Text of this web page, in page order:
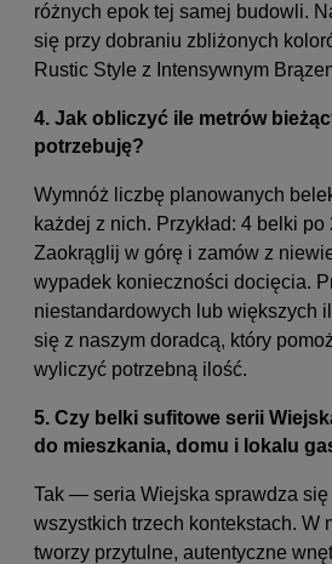
różnych epok tej samej budowli.
się przy dobraniu zbliżonych
Rustic Style z Intensywnym
4. Jak obliczyć ile metrów
potrzebuję?
Wymnóż liczbę planowanych
każdej z nich. Przykład: 4 belki po
Zaokrąglij w górę i zamów z
wypadek konieczności docięcia.
niestandardowych lub większych
się z naszym doradcą, który
wyliczyć potrzebną ilość.
5. Czy belki sufitowe serii
do mieszkania, domu i lokalu
Tak — seria Wiejska sprawdza
wszystkich trzech kontekstach. W
tworzy przytulne, autentyczne